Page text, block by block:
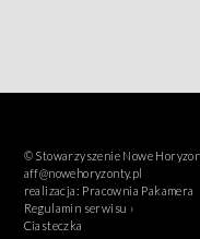
© Stowarzyszenie Nowe
aff@nowehoryzonty.pl
realizacja: Pracownia Pakamera
Regulamin serwisu ›
Ciasteczka